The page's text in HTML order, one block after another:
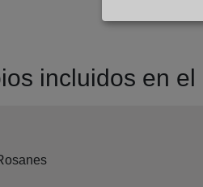
incluidos en